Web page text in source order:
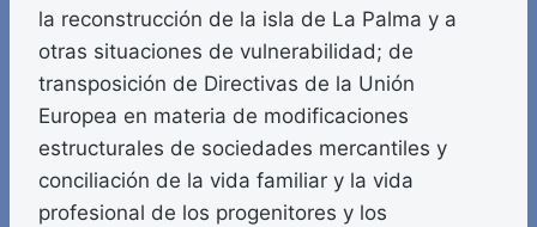
la reconstrucción de la isla de La Palma y a
otras situaciones de vulnerabilidad; de
transposición de Directivas de la Unión
Europea en materia de modificaciones
estructurales de sociedades mercantiles y
conciliación de la vida familiar y la vida
profesional de los progenitores y los